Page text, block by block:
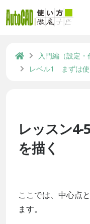
入門編（設定・
レベル1 まずは使
レッスン4-
を描く
ここでは、中心点
ます。